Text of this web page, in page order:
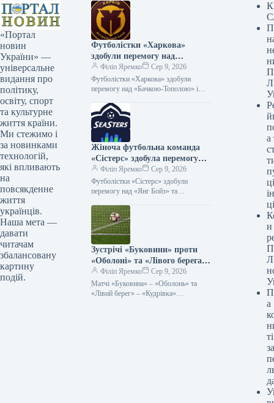
«Портал
новин
України» —
універсальне
видання про
політику,
освіту, спорт
та культурне
життя країни.
Ми стежимо і
за новинками
технологій,
які впливають
на
повсякденне
життя
українців.
Наша мета —
давати
читачам
збалансовану
картину
подій.
Футболістки «Харкова»
здобули перемогу над
«Бачкою-Тополою» і
братимуть участь у Кубку
Європи
Філіп Яремко
Сер 9, 2026
Футболістки «Харкова» здобули
перемогу над «Бачкою-Тополою» і
08.08.2026 17:53 Укрінформ
Українська жіноча футбольна команда
«Харків» здобула…
Жіноча футбольна команда
«Сістерс» здобула перемогу
над «Янг Бойз» і вийшла до
Європейського кубка.
Філіп Яремко
Сер 9, 2026
Футболістки «Сістерс» здобули
перемогу над «Янг Бойз» та
08.08.2026 18:17 Укрінформ
Віцечемпіонки України з футболу,…
Зустрічі «Буковини» проти
«Оболоні» та «Лівого берега»
з «Кудрівкою» завершилися
внічию, без забитих м’ячів.
Філіп Яремко
Сер 9, 2026
Матчі «Буковина» – «Оболонь» та
«Лівий берег» – «Кудрівка»
Л
а
ці
и
а